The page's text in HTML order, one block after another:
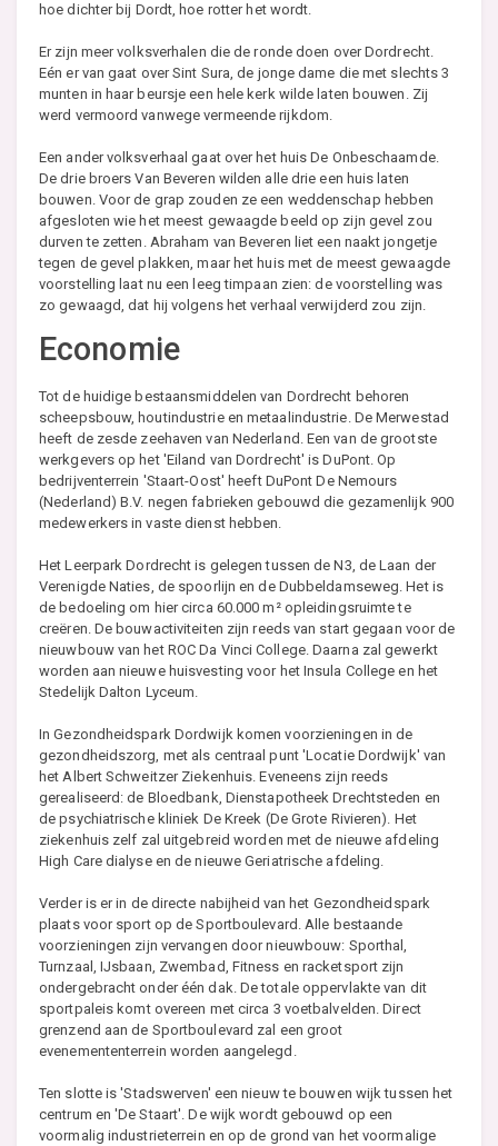
hoe dichter bij Dordt, hoe rotter het wordt.
Er zijn meer volksverhalen die de ronde doen over Dordrecht.
Eén er van gaat over Sint Sura, de jonge dame die met slechts 3
munten in haar beursje een hele kerk wilde laten bouwen. Zij
werd vermoord vanwege vermeende rijkdom.
Een ander volksverhaal gaat over het huis De Onbeschaamde.
De drie broers Van Beveren wilden alle drie een huis laten
bouwen. Voor de grap zouden ze een weddenschap hebben
afgesloten wie het meest gewaagde beeld op zijn gevel zou
durven te zetten. Abraham van Beveren liet een naakt jongetje
tegen de gevel plakken, maar het huis met de meest gewaagde
voorstelling laat nu een leeg timpaan zien: de voorstelling was
zo gewaagd, dat hij volgens het verhaal verwijderd zou zijn.
Economie
Tot de huidige bestaansmiddelen van Dordrecht behoren
scheepsbouw, houtindustrie en metaalindustrie. De Merwestad
heeft de zesde zeehaven van Nederland. Een van de grootste
werkgevers op het 'Eiland van Dordrecht' is DuPont. Op
bedrijventerrein 'Staart-Oost' heeft DuPont De Nemours
(Nederland) B.V. negen fabrieken gebouwd die gezamenlijk 900
medewerkers in vaste dienst hebben.
Het Leerpark Dordrecht is gelegen tussen de N3, de Laan der
Verenigde Naties, de spoorlijn en de Dubbeldamseweg. Het is
de bedoeling om hier circa 60.000 m² opleidingsruimte te
creëren. De bouwactiviteiten zijn reeds van start gegaan voor de
nieuwbouw van het ROC Da Vinci College. Daarna zal gewerkt
worden aan nieuwe huisvesting voor het Insula College en het
Stedelijk Dalton Lyceum.
In Gezondheidspark Dordwijk komen voorzieningen in de
gezondheidszorg, met als centraal punt 'Locatie Dordwijk' van
het Albert Schweitzer Ziekenhuis. Eveneens zijn reeds
gerealiseerd: de Bloedbank, Dienstapotheek Drechtsteden en
de psychiatrische kliniek De Kreek (De Grote Rivieren). Het
ziekenhuis zelf zal uitgebreid worden met de nieuwe afdeling
High Care dialyse en de nieuwe Geriatrische afdeling.
Verder is er in de directe nabijheid van het Gezondheidspark
plaats voor sport op de Sportboulevard. Alle bestaande
voorzieningen zijn vervangen door nieuwbouw: Sporthal,
Turnzaal, IJsbaan, Zwembad, Fitness en racketsport zijn
ondergebracht onder één dak. De totale oppervlakte van dit
sportpaleis komt overeen met circa 3 voetbalvelden. Direct
grenzend aan de Sportboulevard zal een groot
evenemententerrein worden aangelegd.
Ten slotte is 'Stadswerven' een nieuw te bouwen wijk tussen het
centrum en 'De Staart'. De wijk wordt gebouwd op een
voormalig industrieterrein en op de grond van het voormalige